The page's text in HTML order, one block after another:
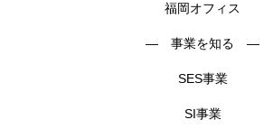
福岡オフィス
― 事業を知る ―
SES事業
SI事業